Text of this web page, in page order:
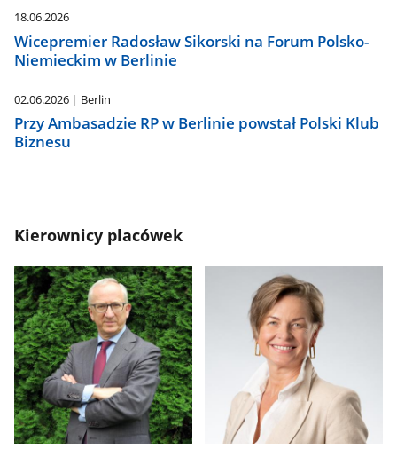
18.06.2026
Wicepremier Radosław Sikorski na Forum Polsko-
Niemieckim w Berlinie
02.06.2026 Berlin
Przy Ambasadzie RP w Berlinie powstał Polski Klub
Biznesu
Kierownicy placówek